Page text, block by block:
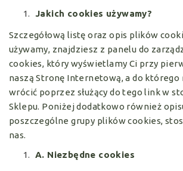
Jakich cookies używamy?
Szczegółową listę oraz opis plików
używamy, znajdziesz z panelu do
cookies, który wyświetlamy Ci przy
naszą Stronę Internetową, a do którego
wrócić poprzez służący do tego link w
Sklepu. Poniżej dodatkowo również
poszczególne grupy plików cookies,
nas.
A. Niezbędne cookies